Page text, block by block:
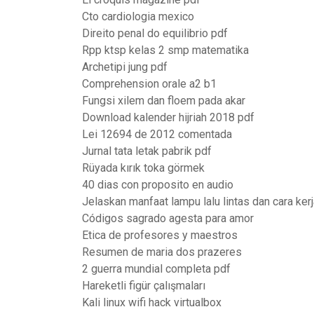
Cto cardiologia mexico
Direito penal do equilibrio pdf
Rpp ktsp kelas 2 smp matematika
Archetipi jung pdf
Comprehension orale a2 b1
Fungsi xilem dan floem pada akar
Download kalender hijriah 2018 pdf
Lei 12694 de 2012 comentada
Jurnal tata letak pabrik pdf
Rüyada kırık toka görmek
40 dias con proposito en audio
Jelaskan manfaat lampu lalu lintas dan cara
Códigos sagrado agesta para amor
Etica de profesores y maestros
Resumen de maria dos prazeres
2 guerra mundial completa pdf
Hareketli figür çalışmaları
Kali linux wifi hack virtualbox